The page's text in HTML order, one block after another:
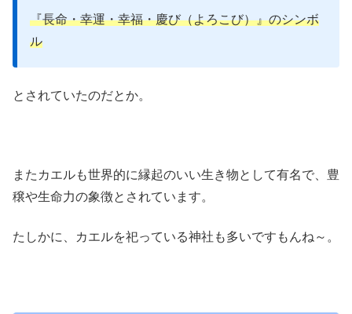
『長命・幸運・幸福・慶び（よろこび）』のシンボ
ル
とされていたのだとか。
またカエルも世界的に縁起のいい生き物として有名で、豊
穣や生命力の象徴とされています。
たしかに、カエルを祀っている神社も多いですもんね～。